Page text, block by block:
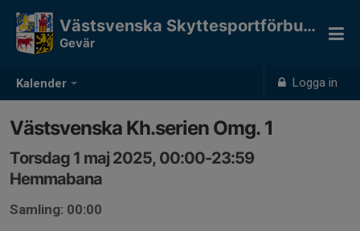
Kalender Logga in
Västsvenska Skyttesportförbundet
Gevär
Västsvenska Kh.serien Omg. 1
Torsdag 1 maj 2025, 00:00-23:59
Hemmabana
Samling: 00:00